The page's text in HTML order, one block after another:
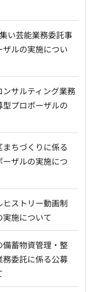
い芸能業務委託事
ルの実施につい
ンサルティング業務
プロポーザルの
まちづくりに係る
ザルの実施につ
ヒストリー動画制
施について
備蓄物資管理・整
委託に係る公募